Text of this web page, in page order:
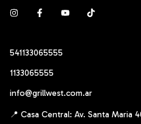
541133065555
1133065555
info@grillwest.com.ar